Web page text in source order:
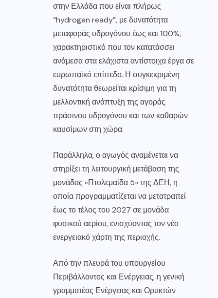
στην Ελλάδα που είναι πλήρως
“hydrogen ready”, με δυνατότητα
μεταφοράς υδρογόνου έως και 100%,
χαρακτηριστικό που τον κατατάσσει
ανάμεσα στα ελάχιστα αντίστοιχα έργα σε
ευρωπαϊκό επίπεδο. Η συγκεκριμένη
δυνατότητα θεωρείται κρίσιμη για τη
μελλοντική ανάπτυξη της αγοράς
πράσινου υδρογόνου και των καθαρών
καυσίμων στη χώρα.
Παράλληλα, ο αγωγός αναμένεται να
στηρίξει τη λειτουργική μετάβαση της
μονάδας «Πτολεμαΐδα 5» της ΔΕΗ, η
οποία προγραμματίζεται να μετατραπεί
έως το τέλος του 2027 σε μονάδα
φυσικού αερίου, ενισχύοντας τον νέο
ενεργειακό χάρτη της περιοχής.
Από την πλευρά του υπουργείου
Περιβάλλοντος και Ενέργειας, η γενική
γραμματέας Ενέργειας και Ορυκτών